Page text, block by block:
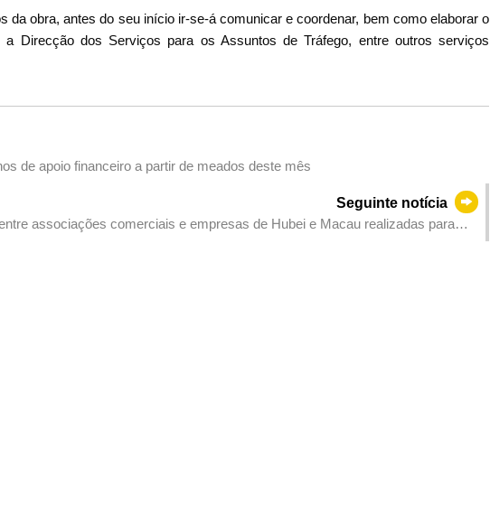
da obra, antes do seu início ir-se-á comunicar e coordenar, bem como elaborar o
Direcção dos Serviços para os Assuntos de Tráfego, entre outros serviços
de apoio financeiro a partir de meados deste mês
Seguinte notícia
associações comerciais e empresas de Hubei e Macau realizadas para